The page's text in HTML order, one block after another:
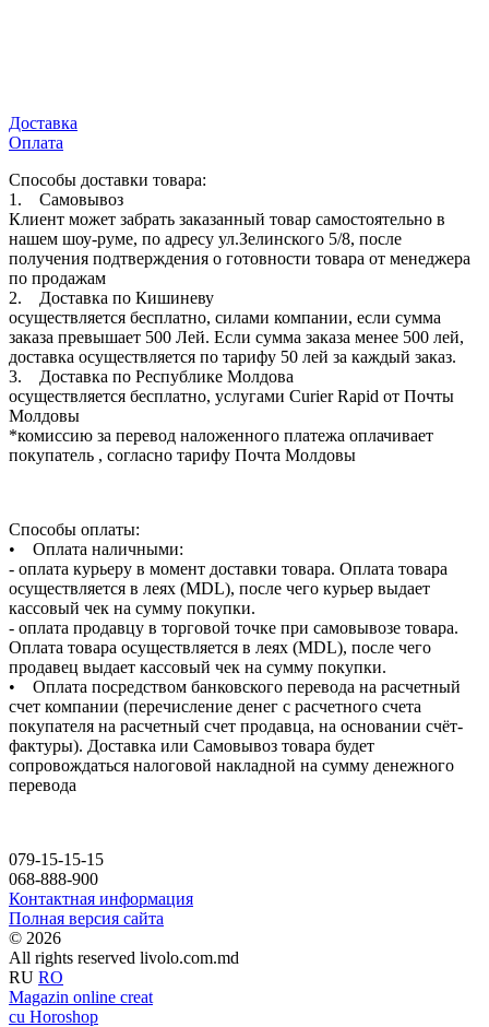
Доставка
Оплата
Способы доставки товара:
1. Самовывоз
Клиент может забрать заказанный товар самостоятельно в
нашем шоу-руме, по адресу ул.Зелинского 5/8, после
получения подтверждения о готовности товара от менеджера
по продажам
2. Доставка по Кишиневу
осуществляется бесплатно, силами компании, если сумма
заказа превышает 500 Лей. Если сумма заказа менее 500 лей,
доставка осуществляется по тарифу 50 лей за каждый заказ.
3. Доставка по Республике Молдова
осуществляется бесплатно, услугами Curier Rapid от Почты
Молдовы
*комиссию за перевод наложенного платежа оплачивает
покупатель , согласно тарифу Почта Молдовы
Способы оплаты:
• Оплата наличными:
- оплата курьеру в момент доставки товара. Оплата товара
осуществляется в леях (MDL), после чего курьер выдает
кассовый чек на сумму покупки.
- оплата продавцу в торговой точке при самовывозе товара.
Оплата товара осуществляется в леях (MDL), после чего
продавец выдает кассовый чек на сумму покупки.
• Оплата посредством банковского перевода на расчетный
счет компании (перечисление денег с расчетного счета
покупателя на расчетный счет продавца, на основании счёт-
фактуры). Доставка или Самовывоз товара будет
сопровождаться налоговой накладной на сумму денежного
перевода
079-15-15-15
068-888-900
Контактная информация
Полная версия сайта
© 2026
All rights reserved livolo.com.md
RU RO
Magazin online creat
cu Horoshop